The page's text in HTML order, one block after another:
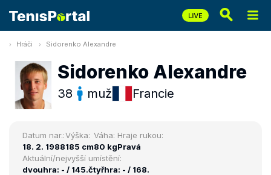
Hráči Sidorenko Alexandre
Sidorenko Alexandre
38 muž Francie
Datum nar.:
18. 2. 1988
Výška:
185 cm
Váha:
80 kg
Hraje rukou:
Pravá
Aktuální/nejvyšší umístění:
dvouhra: - / 145.čtyřhra: - / 168.